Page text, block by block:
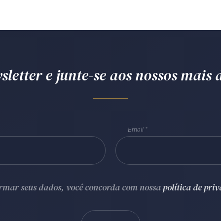
e junte-se aos nossos mais
Email
seus dados, você concorda com nossapolítica de